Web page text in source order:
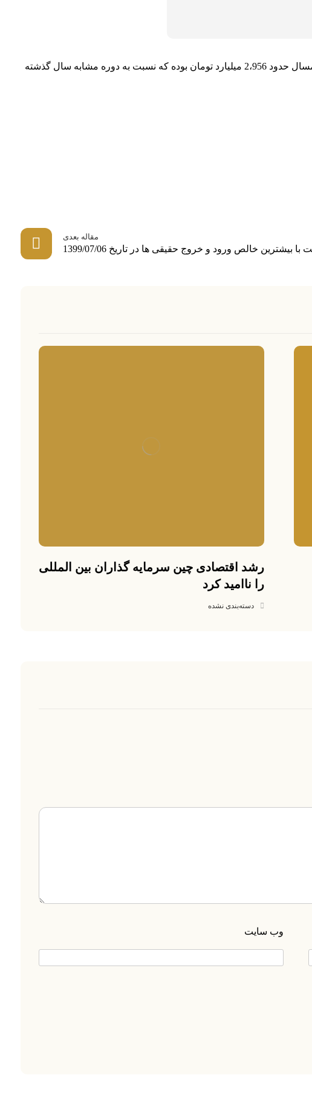
شرکت آلمینیوم ایران در سال 98 حدود 3،843 میلیارد تومان فروش داشته است. مبلغ فروش این شرکت طی 6 ماه ابتدایی امسال حدود 2،956 میلیارد تومان بوده که نسبت به دوره مشابه سال گذشته
مقاله بعدی
رشد اقتصادی چین سرمایه گذاران بین المللی
را ناامید کرد
دسته‌بندی نشده
وب‌ سایت